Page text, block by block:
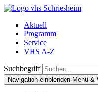
Aktuell
Programm
Service
VHS A-Z
Suchbegriff
Navigation einblenden Menü &